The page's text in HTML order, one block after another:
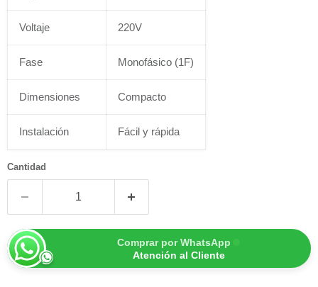
Voltaje 220V
Fase Monofásico (1F)
Dimensiones Compacto
Instalación Fácil y rápida
Cantidad
Comprar por WhatsApp
Atención al Cliente